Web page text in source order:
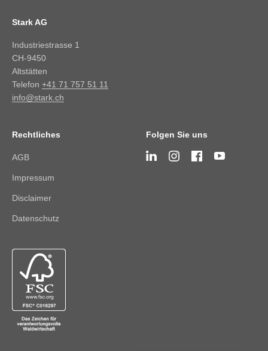
Stark AG
Industriestrasse 1
CH-9450
Altstätten
Telefon +41 71 757 51 11
info@stark.ch
Rechtliches
AGB
Impressum
Disclaimer
Datenschutz
Folgen Sie uns